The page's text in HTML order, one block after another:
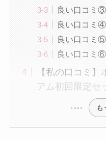
良い口コミ
良い口コミ④
良い口コミ
良い口コミ
【私の口コミ】
アム初回限定セ
も